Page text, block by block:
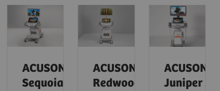
ACUSON
Sequoia
ACUSON
Redwood
ACUSON
Juniper